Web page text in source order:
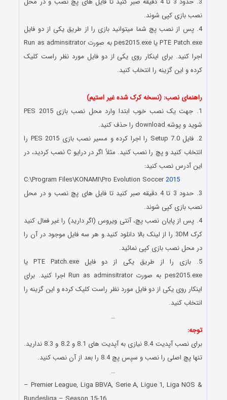
نصب بازی کپی شوند.
4. پس از نصب پچ شما میتوانید بازی را از طریق یکی از دو فایل
PTE Patch.exe یا pes2015.exe به صورت Run as adminsitrator
اجرا کنید. برای اینکار روی یکی از دو فایل مورد نظر راست کلیک
کرده و این گزینه را انتخاب کنید.
راهنمای نصب: (نسخه کرک شده غیر استیم)
1. جهت یک نصب خوب ابتدا وارد محل نصب بازی PES 2015
شوید و پوشه download را حذف کنید.
2. فایل Setup 7.0 را اجرا کرده و مسیر نصب بازی PES 2015 را
انتخاب کنید و پچ را نصب کنید. مثلاً اگر در درایو C نصب کردید، در
این آدرس نصب کنید:
C:\Program Files\KONAMI\Pro Evolution Soccer2015
3. حدود 3 تا 4 دقیقه صبر کنید تا فایل های پچ نصب و در محل
نصب بازی کپی شوند.
4. پس از پایان نصب پچ، آنتی ویروس (اگر دارید) را غیر فعال کنید
کرک 3DM را از لینک بالا دانلود کنید و هر سه فایل موجود در آن را
در محل نصب بازی کپی نمائید.
5. بازی را از طریق یکی از دو فایل PTE Patch.exe یا
pes2015.exe به صورت Run as adminsitrator اجرا کنید. برای
اینکار روی یکی از دو فایل مورد نظر راست کلیک کرده و این گزینه را
انتخاب کنید.
…
توجه:
برای نصب آپدیت 8.4 نیازی به آپدیت های 8.1 و 8.2 و 8.3 ندارید.
تنها پچ اصلی را نصب و سپس پچ 8.4 را بعد از آن نصب کنید.
…
– Premier League, Liga BBVA, Serie A, Ligue 1, Liga NOS &